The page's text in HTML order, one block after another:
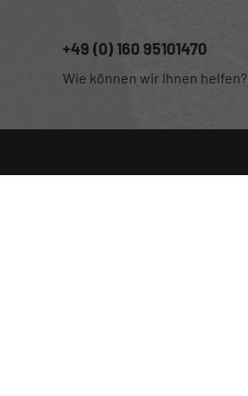
+49 (0) 160 95101470
Wie können wir Ihnen helfen?